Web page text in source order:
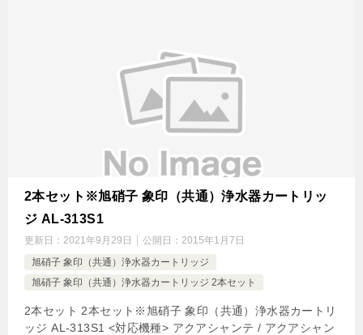
2本セット※旭硝子 象印（共通）浄水器カートリッ
ジ AL-313S1
更新日： 2021年9月29日 公開日： 2015年1月7日
旭硝子 象印（共通）浄水器カートリッジ
旭硝子 象印（共通）浄水器カートリッジ 2本セット
2本セット 2本セット※旭硝子 象印（共通）浄水器カートリ
ッジ AL-313S1 <対応機種> アクアシャンテ / アクアシャン